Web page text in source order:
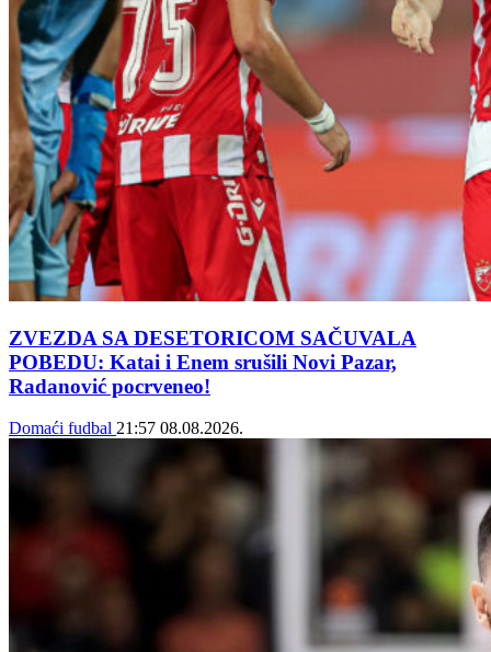
ZVEZDA SA DESETORICOM SAČUVALA
POBEDU: Katai i Enem srušili Novi Pazar,
Radanović pocrveneo!
Domaći fudbal 21:57 08.08.2026.